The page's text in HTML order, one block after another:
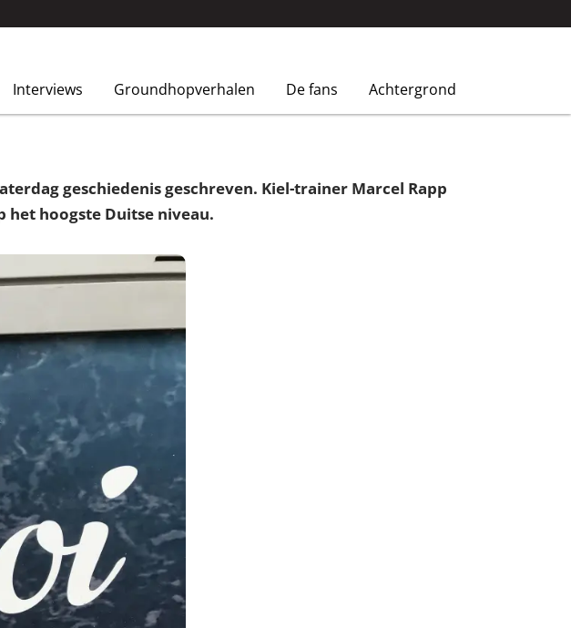
Interviews Groundhopverhalen De fans Achtergrond
geschiedenis geschreven. Kiel-trainer Marcel Rapp
het hoogste Duitse niveau.